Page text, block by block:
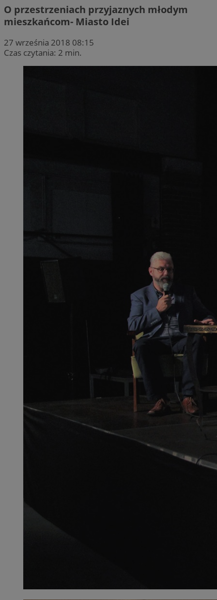
O przestrzeniach przyjaznych młodym
mieszkańcom- Miasto Idei
27 września 2018 08:15
Czas czytania: 2 min.